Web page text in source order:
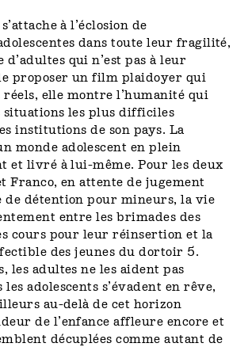
à l’éclosion de
dans toute leur fragilité,
d’adultes qui n’est pas à leur
proposer un film plaidoyer qui
elle montre l’humanité qui
situations les plus difficiles
institutions de son pays. La
monde adolescent en plein
et livré à lui-même. Pour les deux
Franco, en attente de jugement
de détention pour mineurs, la vie
entre les brimades des
cours pour leur réinsertion et la
des jeunes du dortoir 5.
les adultes ne les aident pas
adolescents s’évadent en rêve,
au-delà de cet horizon
de l’enfance affleure encore et
décuplées comme autant de